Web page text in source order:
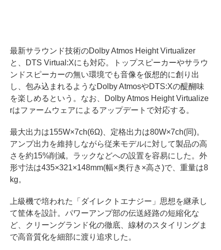
最新サラウンド技術のDolby Atmos Height Virtualizer
と、DTS Virtual:Xにも対応。トップスピーカーやサラウ
ンドスピーカーの無い環境でも音像を仮想的に創り出
し、包み込まれるようなDolby AtmosやDTS:Xの醍醐味
を楽しめるという。なお、Dolby Atmos Height Virtualize
rはファームウェアによるアップデートで対応する。
最大出力は155W×7ch(6Ω)、定格出力は80W×7ch(同)。
アンプ出力を維持しながら従来モデルに対して製品の高
さを約15%削減。ラックなどへの設置を容易にした。外
形寸法は435×321×148mm(幅×奥行き×高さ)で、重量は8
kg。
上級機で培われた「ダイレクトエナジー」思想を継承し
て筐体を設計。パワーアンプ部の伝送経路の短縮化な
ど、クリーングランド化の徹底、線材のスタイリングま
で高音質化を細部に渡り追求した。